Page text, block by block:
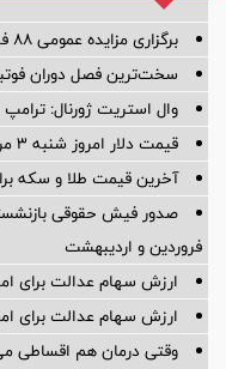
برگزاری مزایده عمومی 88 فقره از املاك مازاد بانك ملت
سخت‌ترین فصل دوران
وال استریت ژورنال:
قیمت دلار امروز شنبه ۳ مرداد ۱۴۰۵/افزایش قیمت
آخرین قیمت طلا و سکه برای امروز
صدور فیش حقوقی
فروردین و اردیبهشت
ارزش سهام عدالت برای امروز شنبه ۳
ارزش سهام عدالت برای امروز یکشنبه ۴
وقتی درمان هم اقساطی